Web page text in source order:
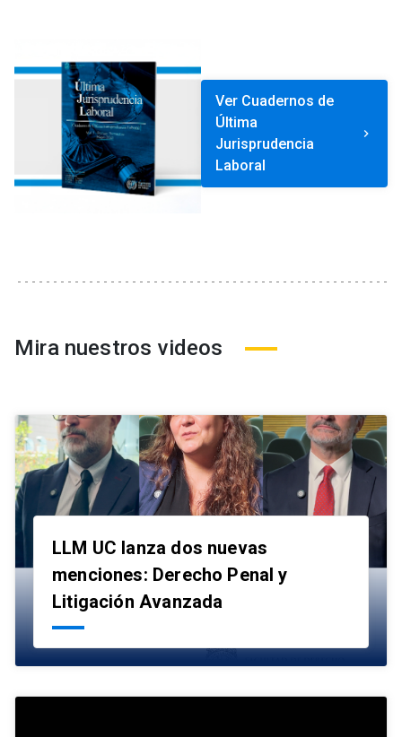
Ver Cuadernos de
Última
Jurisprudencia
Laboral
keyboard_arrow_right
Mira nuestros videos
LLM UC lanza dos nuevas
menciones: Derecho Penal y
Litigación Avanzada